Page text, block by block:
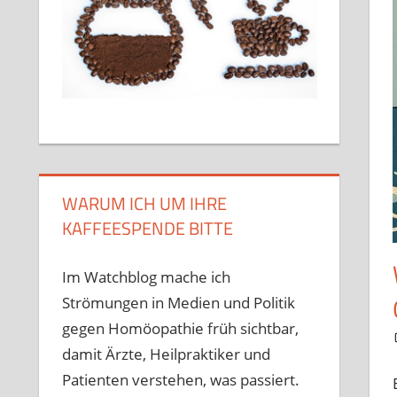
WARUM ICH UM IHRE
KAFFEESPENDE BITTE
Im Watchblog mache ich
Strömungen in Medien und Politik
gegen Homöopathie früh sichtbar,
damit Ärzte, Heilpraktiker und
Patienten verstehen, was passiert.